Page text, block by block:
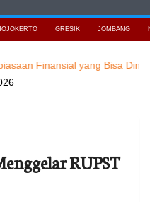
GRESIK JOMBANG
yang Bisa Dimulai di
RUPST